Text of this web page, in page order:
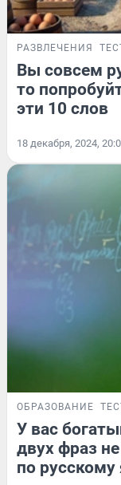
РАЗВЛЕЧЕНИЯ
Вы совсем
то
эти 10 слов
18 декабря, 2024,
ОБРАЗОВАНИЕ
У вас
двух фраз
по